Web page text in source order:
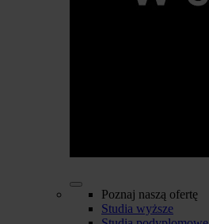
Poznaj naszą ofertę
Studia wyższe